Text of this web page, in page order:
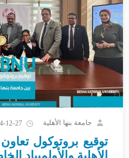
جامعة بنها الأهلية 12-27
توقيع بروتوكول
الأهلية والأولمبياد